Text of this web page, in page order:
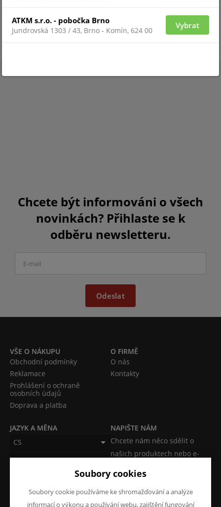
Pro zobrazení informací je nutné být přihlášený
Chcete být informováni o všech
novinkách? Přihlaste se k
odběru newsletteru.
Odeslat
VŠE O NÁKUPU
Obchodní podmínky
Reklamace
Prohlášení o ochraně
osobních údajů
Doprava a platba
O FIRMĚ
O nás
Kontakty
JAZYK A MĚNA
CS
CZK (Kč)
NAPIŠTE NÁM
Chcete nám něco sdělit o
našich produktech nebo e-
Soubory cookies
Soubory cookie používáme ke shromažďování a analýze
informací o výkonu a používání webu, zajištění fungování
ATKM s.r.o. - pobočka Brno
Jundrovská 1303 / 43, Brno - Komín, 624 00
Vybrat